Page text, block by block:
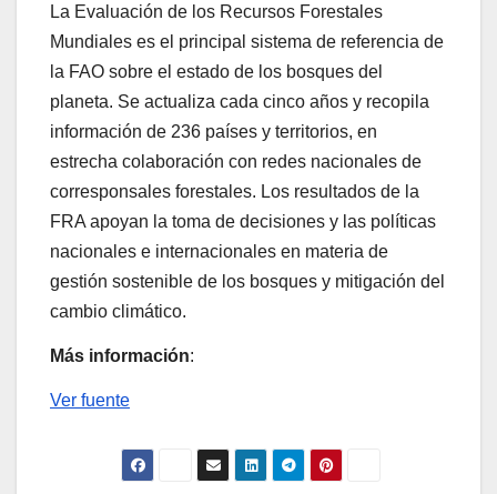
La Evaluación de los Recursos Forestales
Mundiales es el principal sistema de referencia de
la FAO sobre el estado de los bosques del
planeta. Se actualiza cada cinco años y recopila
información de 236 países y territorios, en
estrecha colaboración con redes nacionales de
corresponsales forestales. Los resultados de la
FRA apoyan la toma de decisiones y las políticas
nacionales e internacionales en materia de
gestión sostenible de los bosques y mitigación del
cambio climático.
Más información:
Ver fuente